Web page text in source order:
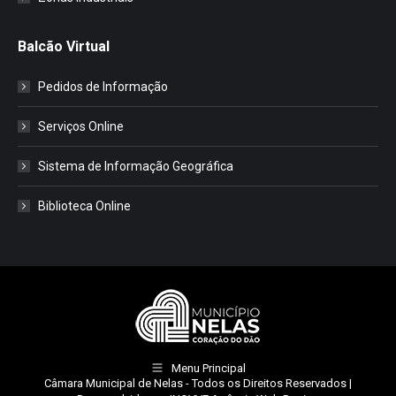
Balcão Virtual
Pedidos de Informação
Serviços Online
Sistema de Informação Geográfica
Biblioteca Online
Menu Principal
Câmara Municipal de Nelas - Todos os Direitos Reservados |